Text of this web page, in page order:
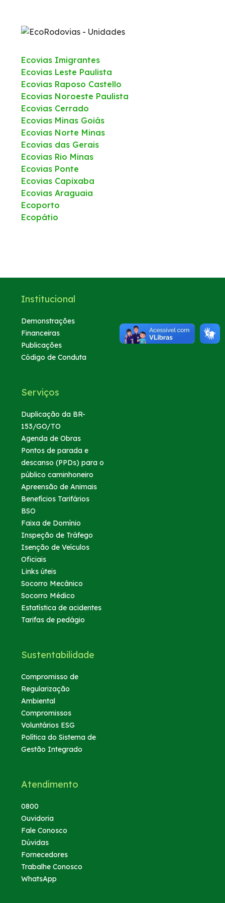
Inspeção de Tráfego
Isenção de Veículos Oficiais
Links úteis
Socorro Mecânico
Socorro Médico
Estatística de acidentes
Tarifas de pedágio
Política do Sistema de Gestão Integrado
Ouvidoria
Fale Conosco
Dúvidas
Fornecedores
Trabalhe Conosco
WhatsApp
Ecovias Imigrantes
Ecovias Leste Paulista
Ecovias Raposo Castello
Ecovias Noroeste Paulista
Ecovias Cerrado
Ecovias Minas Goiás
Ecovias Norte Minas
Ecovias das Gerais
Ecovias Rio Minas
Ecovias Ponte
Ecovias Capixaba
Ecovias Araguaia
Ecoporto
Ecopátio
Institucional
Demonstrações
Financeiras
Publicações
Código de Conduta
Serviços
Duplicação da BR-
153/GO/TO
Agenda de Obras
Pontos de parada e
descanso (PPDs) para o
público caminhoneiro
Apreensão de Animais
Benefícios Tarifários
BSO
Faixa de Domínio
Inspeção de Tráfego
Isenção de Veículos
Oficiais
Links úteis
Socorro Mecânico
Socorro Médico
Estatística de acidentes
Tarifas de pedágio
Sustentabilidade
Compromisso de
Regularização
Ambiental
Compromissos
Voluntários ESG
Política do Sistema de
Gestão Integrado
Atendimento
0800
Ouvidoria
Fale Conosco
Dúvidas
Fornecedores
Trabalhe Conosco
WhatsApp